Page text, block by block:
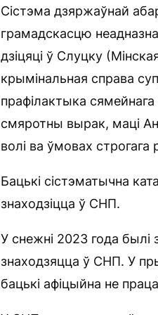
Сістэма дзяржаўнай
грамадскасцю
дзіцяці ў Слуцку
крымінальная справа
прафілактыка
смяротны вырак, маці
волі ва ўмовах
Бацькі сістэматычна
знаходзіцца ў СНП.
У снежні 2023 года
знаходзяцца ў СНП. У
бацькі афіцыйна не